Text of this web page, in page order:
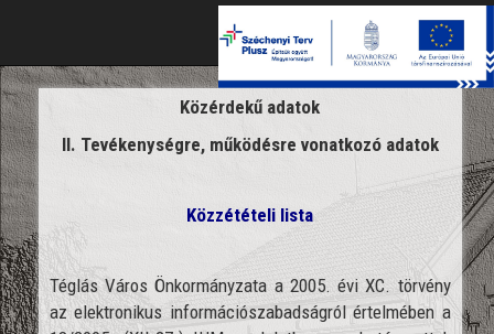
Közérdekű adatok
II. Tevékenységre, működésre vonatkozó adatok
Közzétételi lista
Téglás Város Önkormányzata a 2005. évi XC. törvény
az elektronikus információszabadságról értelmében a